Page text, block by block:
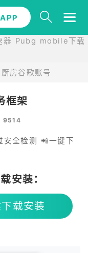
器 Pubg mobile下载
房谷歌账号
框架
9514
安全检测 📲一键下
安装：
载安装